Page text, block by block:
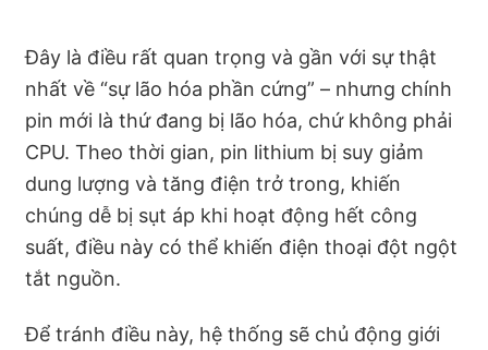
Đây là điều rất quan trọng và gần với sự thật
nhất về “sự lão hóa phần cứng” – nhưng chính
pin mới là thứ đang bị lão hóa, chứ không phải
CPU. Theo thời gian, pin lithium bị suy giảm
dung lượng và tăng điện trở trong, khiến
chúng dễ bị sụt áp khi hoạt động hết công
suất, điều này có thể khiến điện thoại đột ngột
tắt nguồn.
Để tránh điều này, hệ thống sẽ chủ động giới